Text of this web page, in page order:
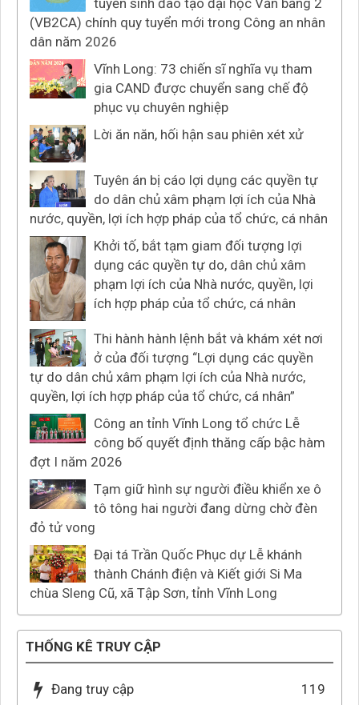
tuyển sinh đào tạo đại học Văn bằng 2
(VB2CA) chính quy tuyển mới trong Công an nhân
dân năm 2026
Vĩnh Long: 73 chiến sĩ nghĩa vụ tham
gia CAND được chuyển sang chế độ
phục vụ chuyên nghiệp
Lời ăn năn, hối hận sau phiên xét xử
Tuyên án bị cáo lợi dụng các quyền tự
do dân chủ xâm phạm lợi ích của Nhà
nước, quyền, lợi ích hợp pháp của tổ chức, cá nhân
Khởi tố, bắt tạm giam đối tượng lợi
dụng các quyền tự do, dân chủ xâm
phạm lợi ích của Nhà nước, quyền, lợi
ích hợp pháp của tổ chức, cá nhân
Thi hành hành lệnh bắt và khám xét nơi
ở của đối tượng “Lợi dụng các quyền
tự do dân chủ xâm phạm lợi ích của Nhà nước,
quyền, lợi ích hợp pháp của tổ chức, cá nhân”
Công an tỉnh Vĩnh Long tổ chức Lễ
công bố quyết định thăng cấp bậc hàm
đợt I năm 2026
Tạm giữ hình sự người điều khiển xe ô
tô tông hai người đang dừng chờ đèn
đỏ tử vong
Đại tá Trần Quốc Phục dự Lễ khánh
thành Chánh điện và Kiết giới Si Ma
chùa Sleng Cũ, xã Tập Sơn, tỉnh Vĩnh Long
THỐNG KÊ TRUY CẬP
Đang truy cập
119